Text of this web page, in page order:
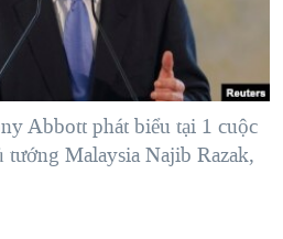
TẠI DẢI GAZA
ĐƯỜNG
Abbott phát biểu tại 1 cuộc
Malaysia Najib Razak,